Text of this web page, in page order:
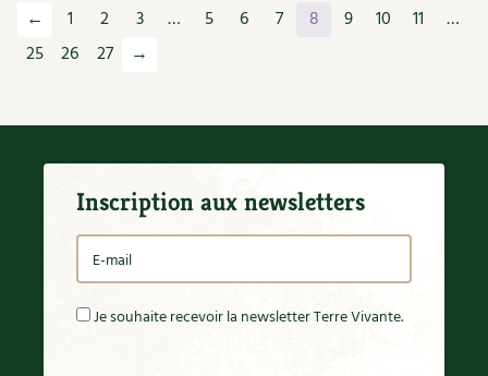
← 1 2 3 … 5 6 7 8 9 10 11
…
25
26 27 →
Inscription aux newsletters
Je souhaite recevoir la newsletter Terre Vivante.